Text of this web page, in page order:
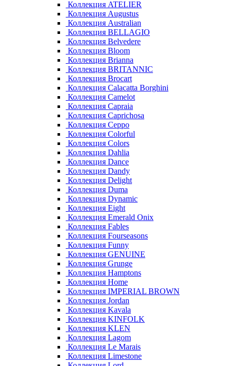
Коллекция ATELIER
Коллекция Augustus
Коллекция Australian
Коллекция BELLAGIO
Коллекция Belvedere
Коллекция Bloom
Коллекция Brianna
Коллекция BRITANNIC
Коллекция Brocart
Коллекция Calacatta Borghini
Коллекция Camelot
Коллекция Capraia
Коллекция Caprichosa
Коллекция Ceppo
Коллекция Colorful
Коллекция Colors
Коллекция Dahlia
Коллекция Dance
Коллекция Dandy
Коллекция Delight
Коллекция Duma
Коллекция Dynamic
Коллекция Eight
Коллекция Emerald Onix
Коллекция Fables
Коллекция Fourseasons
Коллекция Funny
Коллекция GENUINE
Коллекция Grunge
Коллекция Hamptons
Коллекция Home
Коллекция IMPERIAL BROWN
Коллекция Jordan
Коллекция Kavala
Коллекция KINFOLK
Коллекция KLEN
Коллекция Lagom
Коллекция Le Marais
Коллекция Limestone